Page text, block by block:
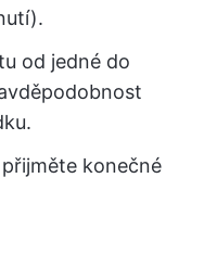
od jedné do
konečné